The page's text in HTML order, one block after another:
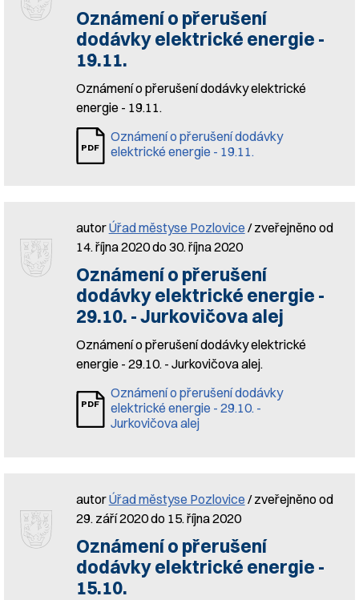
Oznámení o přerušení
dodávky elektrické energie -
19.11.
Oznámení o přerušení dodávky elektrické
energie - 19.11.
Oznámení o přerušení dodávky
elektrické energie - 19.11.
autorÚřad městyse Pozlovice / zveřejněno od
14. října 2020 do 30. října 2020
Oznámení o přerušení
dodávky elektrické energie -
29.10. - Jurkovičova alej
Oznámení o přerušení dodávky elektrické
energie - 29.10. - Jurkovičova alej.
Oznámení o přerušení dodávky
elektrické energie - 29.10. -
Jurkovičova alej
autorÚřad městyse Pozlovice / zveřejněno od
29. září 2020 do 15. října 2020
Oznámení o přerušení
dodávky elektrické energie -
15.10.